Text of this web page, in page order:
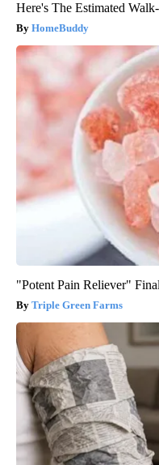
Here's The Estimated
HomeBuddy
"Potent Pain Reliever"
Triple Green Farms